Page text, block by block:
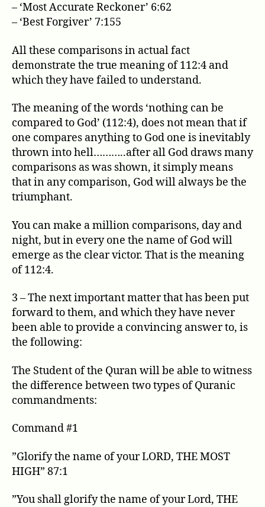
– ‘Most Accurate Reckoner’ 6:62
– ‘Best Forgiver’ 7:155
All these comparisons in actual fact
demonstrate the true meaning of 112:4 and
which they have failed to understand.
The meaning of the words ‘nothing can be
compared to God’ (112:4), does not mean that if
one compares anything to God one is inevitably
thrown into hell………..after all God draws many
comparisons as was shown, it simply means
that in any comparison, God will always be the
triumphant.
You can make a million comparisons, day and
night, but in every one the name of God will
emerge as the clear victor. That is the meaning
of 112:4.
3 – The next important matter that has been put
forward to them, and which they have never
been able to provide a convincing answer to, is
the following:
The Student of the Quran will be able to witness
the difference between two types of Quranic
commandments:
Command #1
”Glorify the name of your LORD, THE MOST
HIGH” 87:1
”You shall glorify the name of your Lord, THE